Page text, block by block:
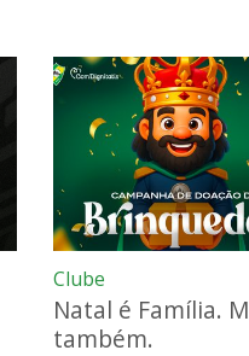
Clube
Natal é Família.
também.